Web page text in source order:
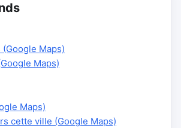
Maps)
Maps)
Maps)
cette ville (Google Maps)